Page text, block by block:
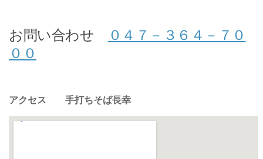
お問い合わせ
０４７－３６４－７０
００
アクセス 手打ちそば長幸